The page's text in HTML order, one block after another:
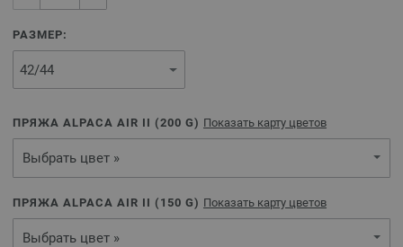
РАЗМЕР:
ПРЯЖА ALPACA AIR II (200 G) Показать карту цветов
Выбрать цвет »
ПРЯЖА ALPACA AIR II ( 150 G) Показать карту цветов
Выбрать цвет »